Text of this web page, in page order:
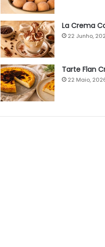
La Crema
22 Junho,
Tarte Flan
22 Maio,